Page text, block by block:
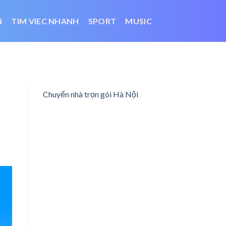
TIM VIEC NHANH SPORT MUSIC
Chuyển nhà trọn gói Hà Nội